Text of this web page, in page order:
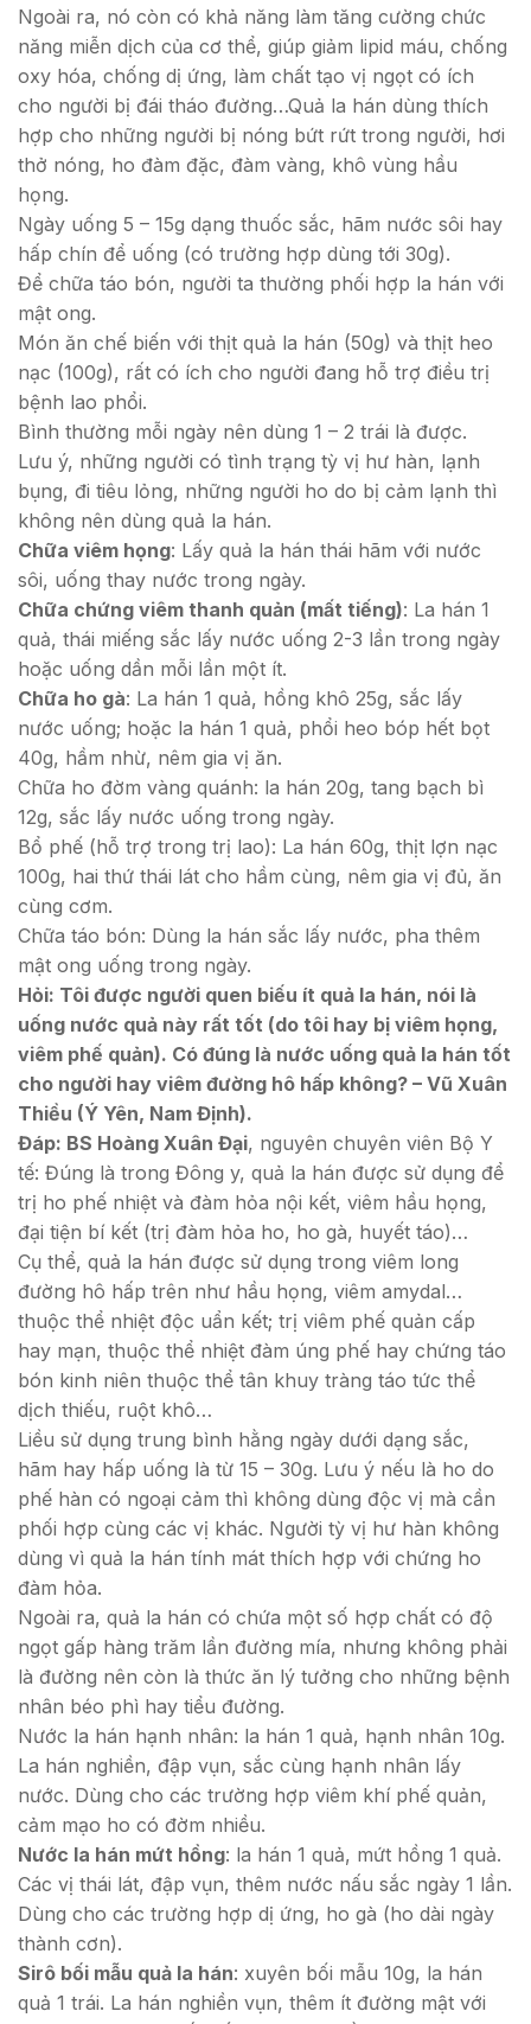
Ngoài ra, nó còn có khả năng làm tăng cường chức
năng miễn dịch của cơ thể, giúp giảm lipid máu, chống
oxy hóa, chống dị ứng, làm chất tạo vị ngọt có ích
cho người bị đái tháo đường…Quả la hán dùng thích
hợp cho những người bị nóng bứt rứt trong người, hơi
thở nóng, ho đàm đặc, đàm vàng, khô vùng hầu
họng.
Ngày uống 5 – 15g dạng thuốc sắc, hãm nước sôi hay
hấp chín để uống (có trường hợp dùng tới 30g).
Để chữa táo bón, người ta thường phối hợp la hán với
mật ong.
Món ăn chế biến với thịt quả la hán (50g) và thịt heo
nạc (100g), rất có ích cho người đang hỗ trợ điều trị
bệnh lao phổi.
Bình thường mỗi ngày nên dùng 1 – 2 trái là được.
Lưu ý, những người có tình trạng tỳ vị hư hàn, lạnh
bụng, đi tiêu lỏng, những người ho do bị cảm lạnh thì
không nên dùng quả la hán.
Chữa viêm họng: Lấy quả la hán thái hãm với nước
sôi, uống thay nước trong ngày.
Chữa chứng viêm thanh quản (mất tiếng): La hán 1
quả, thái miếng sắc lấy nước uống 2-3 lần trong ngày
hoặc uống dần mỗi lần một ít.
Chữa ho gà: La hán 1 quả, hồng khô 25g, sắc lấy
nước uống; hoặc la hán 1 quả, phổi heo bóp hết bọt
40g, hầm nhừ, nêm gia vị ăn.
Chữa ho đờm vàng quánh: la hán 20g, tang bạch bì
12g, sắc lấy nước uống trong ngày.
Bổ phế (hỗ trợ trong trị lao): La hán 60g, thịt lợn nạc
100g, hai thứ thái lát cho hầm cùng, nêm gia vị đủ, ăn
cùng cơm.
Chữa táo bón: Dùng la hán sắc lấy nước, pha thêm
mật ong uống trong ngày.
Hỏi: Tôi được người quen biếu ít quả la hán, nói là
uống nước quả này rất tốt (do tôi hay bị viêm họng,
viêm phế quản). Có đúng là nước uống quả la hán tốt
cho người hay viêm đường hô hấp không? – Vũ Xuân
Thiều (Ý Yên, Nam Định).
Đáp: BS Hoàng Xuân Đại, nguyên chuyên viên Bộ Y
tế: Đúng là trong Đông y, quả la hán được sử dụng để
trị ho phế nhiệt và đàm hỏa nội kết, viêm hầu họng,
đại tiện bí kết (trị đàm hỏa ho, ho gà, huyết táo)…
Cụ thể, quả la hán được sử dụng trong viêm long
đường hô hấp trên như hầu họng, viêm amydal…
thuộc thể nhiệt độc uẩn kết; trị viêm phế quản cấp
hay mạn, thuộc thể nhiệt đàm úng phế hay chứng táo
bón kinh niên thuộc thể tân khuy tràng táo tức thể
dịch thiếu, ruột khô…
Liều sử dụng trung bình hằng ngày dưới dạng sắc,
hãm hay hấp uống là từ 15 – 30g. Lưu ý nếu là ho do
phế hàn có ngoại cảm thì không dùng độc vị mà cần
phối hợp cùng các vị khác. Người tỳ vị hư hàn không
dùng vì quả la hán tính mát thích hợp với chứng ho
đàm hỏa.
Ngoài ra, quả la hán có chứa một số hợp chất có độ
ngọt gấp hàng trăm lần đường mía, nhưng không phải
là đường nên còn là thức ăn lý tưởng cho những bệnh
nhân béo phì hay tiểu đường.
Nước la hán hạnh nhân: la hán 1 quả, hạnh nhân 10g.
La hán nghiền, đập vụn, sắc cùng hạnh nhân lấy
nước. Dùng cho các trường hợp viêm khí phế quản,
cảm mạo ho có đờm nhiều.
Nước la hán mứt hồng: la hán 1 quả, mứt hồng 1 quả.
Các vị thái lát, đập vụn, thêm nước nấu sắc ngày 1 lần.
Dùng cho các trường hợp dị ứng, ho gà (ho dài ngày
thành cơn).
Sirô bối mẫu quả la hán: xuyên bối mẫu 10g, la hán
quả 1 trái. La hán nghiền vụn, thêm ít đường mật với